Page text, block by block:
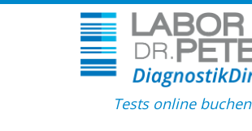
Tests online buchen